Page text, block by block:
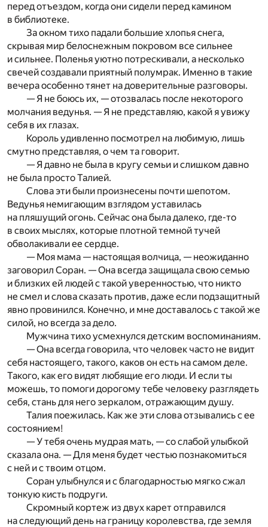
перед отъездом, когда они сидели перед камином
в библиотеке.
За окном тихо падали большие хлопья снега,
скрывая мир белоснежным покровом все сильнее
и сильнее. Поленья уютно потрескивали, а несколько
свечей создавали приятный полумрак. Именно в такие
вечера особенно тянет на доверительные разговоры.
— Я не боюсь их, — отозвалась после некоторого
молчания ведунья. — Я не представляю, какой я увижу
себя в их глазах.
Король удивленно посмотрел на любимую, лишь
смутно представляя, о чем та говорит.
— Я давно не была в кругу семьи и слишком давно
не была просто Талией.
Слова эти были произнесены почти шепотом.
Ведунья немигающим взглядом уставилась
на пляшущий огонь. Сейчас она была далеко, где-то
в своих мыслях, которые плотной темной тучей
обволакивали ее сердце.
— Моя мама — настоящая волчица, — неожиданно
заговорил Соран. — Она всегда защищала свою семью
и близких ей людей с такой уверенностью, что никто
не смел и слова сказать против, даже если подзащитный
явно провинился. Конечно, и мне доставалось с такой же
силой, но всегда за дело.
Мужчина тихо усмехнулся детским воспоминаниям.
— Она всегда говорила, что человек часто не видит
себя настоящего, такого, каков он есть на самом деле.
Такого, как его видят любящие его люди. И если ты
можешь, то помоги дорогому тебе человеку разглядеть
себя, стань для него зеркалом, отражающим душу.
Талия поежилась. Как же эти слова отзывались с ее
состоянием!
— У тебя очень мудрая мать, — со слабой улыбкой
сказала она. — Для меня будет честью познакомиться
с ней и с твоим отцом.
Соран улыбнулся и с благодарностью мягко сжал
тонкую кисть подруги.
Скромный кортеж из двух карет отправился
на следующий день на границу королевства, где земля